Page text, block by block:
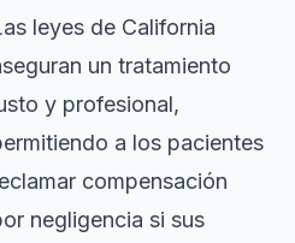
leyes de California
un tratamiento
y profesional,
a los pacientes
compensación
negligencia si sus